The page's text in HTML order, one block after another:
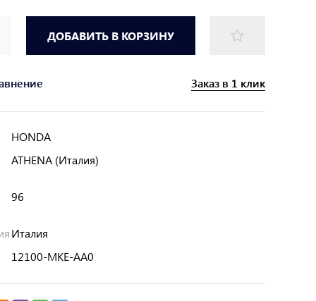
ДОБАВИТЬ В КОРЗИНУ
Заказ в 1 клик
HONDA
ATHENA (Италия)
96
Италия
12100-MKE-AA0